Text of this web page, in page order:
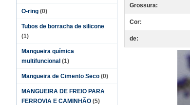
O-ring (0)
Tubos de borracha de silicone
(1)
Mangueira química
multifuncional (1)
Mangueira de Cimento Seco (0)
MANGUEIRA DE FREIO PARA
FERROVIA E CAMINHÃO (5)
Grossura:
Cor:
de: